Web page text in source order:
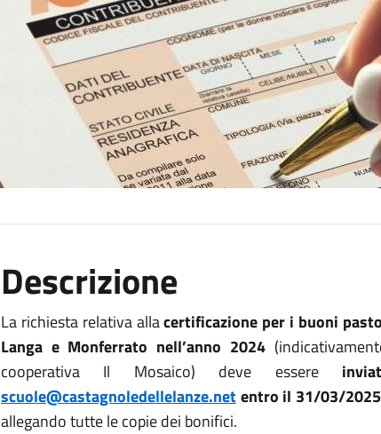
Descrizione
La richiesta relativa allacertificazione per i buoni
Langa e Monferrato nell’anno 2024
cooperativa Il Mosaico) deve essere
scuole@castagnoledellelanze.netentro il 31/03/2025
allegando tutte le copie dei bonifici.